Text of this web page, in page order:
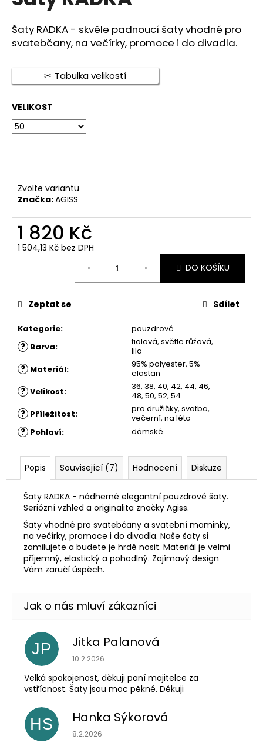
z
5
hvězdiček.
Šaty RADKA - skvěle padnoucí šaty vhodné pro
svatebčany, na večírky, promoce i do divadla.
Tabulka velikostí
VELIKOST
Zvolte variantu
Značka:AGISS
1 820 Kč
1 504,13 Kč bez DPH
DO KOŠÍKU
Kategorie: pouzdrové
? Barva:
fialová, světle růžová,
lila
? Materiál:
95% polyester, 5%
elastan
? Velikost:
36, 38, 40, 42, 44, 46,
48, 50, 52, 54
? Příležitost:
pro družičky, svatba,
večerní, na léto
? Pohlaví: dámské
Zeptat se Sdílet
Popis Související (7) Hodnocení Diskuze
Šaty RADKA - nádherné elegantní pouzdrové šaty.
Seriózní vzhled a originalita značky Agiss.
Šaty vhodné pro svatebčany a svatební maminky,
na večírky, promoce i do divadla. Naše šaty si
zamilujete a budete je hrdě nosit. Materiál je velmi
příjemný, elastický a pohodlný. Zajímavý design
Vám zaručí úspěch.
JP Jitka Palanová
Hodnocení obchodu je 5 z 5 hvězdiček.
10.2.2026
Velká spokojenost, děkuji paní majitelce za
vstřícnost. Šaty jsou moc pěkné. Děkuji
HS Hanka Sýkorová
Hodnocení obchodu je 5 z 5 hvězdiček.
8.2.2026
j
í
D
o
p
o
u
j
e
e
ŠATY
ZLATKA
SPOLEČENSKÉ
750
Kč